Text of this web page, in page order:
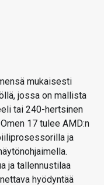
mukaisesti
jossa on mallista
tai 240-hertsinen
17 tulee AMD:n
ja
ja tallennustilaa
hyödyntää